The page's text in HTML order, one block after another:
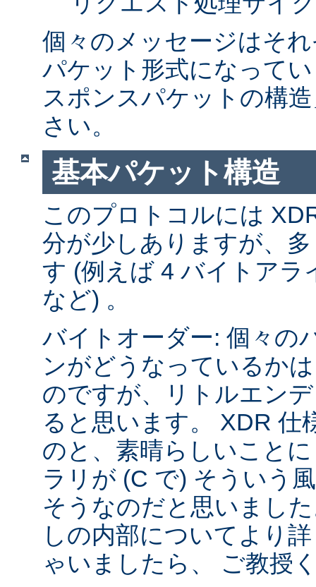
個々のメッセージはそ
パケット形式になって
スポンスパケットの構
さい。
基本パケット構造
このプロトコルには
分が少しありますが、
す (例えば 4 バイトアラ
など) 。
バイトオーダー: 個々の
ンがどうなっているか
のですが、リトルエン
ると思います。 XDR 仕
のと、素晴らしいこと
ラリが (C で) そういう
そうなのだと思いまし
しの内部についてより
ゃいましたら、 ご教授